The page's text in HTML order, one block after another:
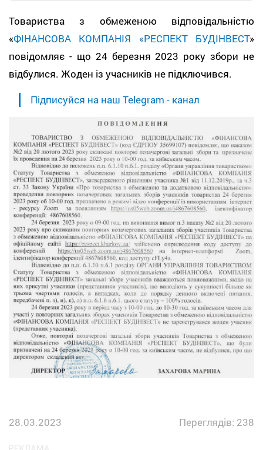
Товариства з обмеженою відповідальністю
«ФІНАНСОВА КОМПАНІЯ «РЕСПЕКТ БУДІНВЕСТ»
повідомляє - що 24 березня 2023 року збори не
відбулися. Жоден із учасників не підключився.
Підписуйся на наш Telegram - канал
28.03.2023 Переглядів: 238